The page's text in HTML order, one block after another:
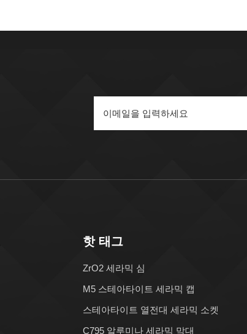
핫 태그
ZrO2 세라믹 심
M5 스테아타이트 세라믹 캡
스테아타이트 열전대 세라믹 소켓
C795 알루미나 세라믹 막대